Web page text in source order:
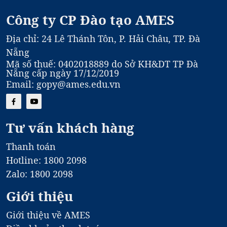
Công ty CP Đào tạo AMES
Địa chỉ: 24 Lê Thánh Tôn, P. Hải Châu, TP. Đà
Nẵng
Mã số thuế: 0402018889 do Sở KH&DT TP Đà
Nẵng cấp ngày 17/12/2019
Email: gopy@ames.edu.vn
Tư vấn khách hàng
Thanh toán
Hotline: 1800 2098
Zalo: 1800 2098
Giới thiệu
Giới thiệu về AMES